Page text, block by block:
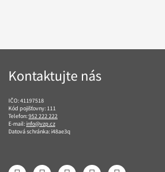
Kontaktujte nás
IČO: 41197518
Kód pojišťovny: 111
Telefon:952 222 222
E-mail:info@vzp.cz
Datová schránka: i48ae3q
FacebookLinkedIn YouTube InstagramTwitter